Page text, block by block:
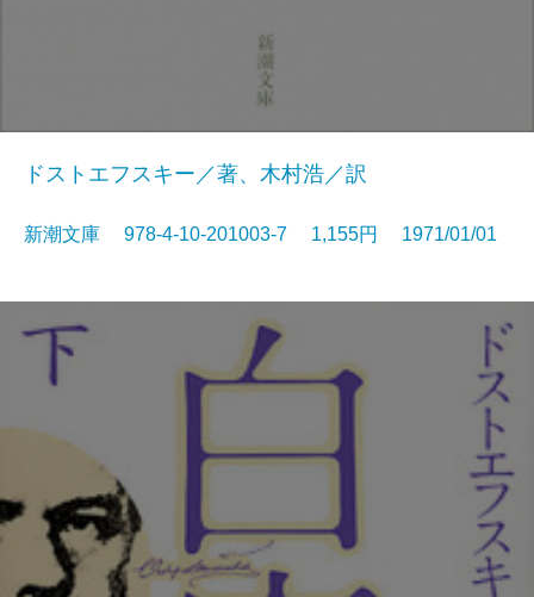
ドストエフスキー／著、木村浩／訳
新潮文庫 978-4-10-201003-7 1,155円 1971/01/01